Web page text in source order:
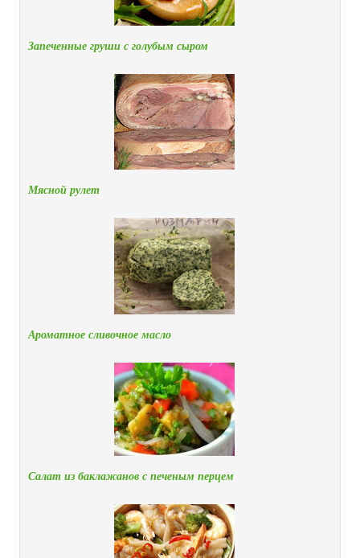
Запеченные груши с голубым сыром
Мясной рулет
Ароматное сливочное масло
Салат из баклажанов с печеным перцем